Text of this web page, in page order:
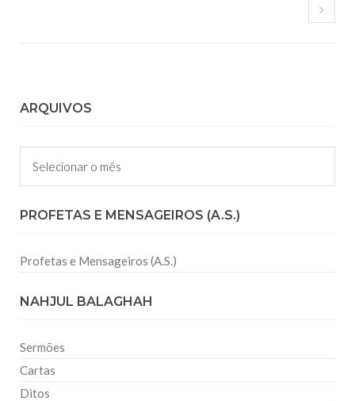
ARQUIVOS
Arquivos
PROFETAS E MENSAGEIROS (A.S.)
Profetas e Mensageiros (A.S.)
NAHJUL BALAGHAH
Sermões
Cartas
Ditos